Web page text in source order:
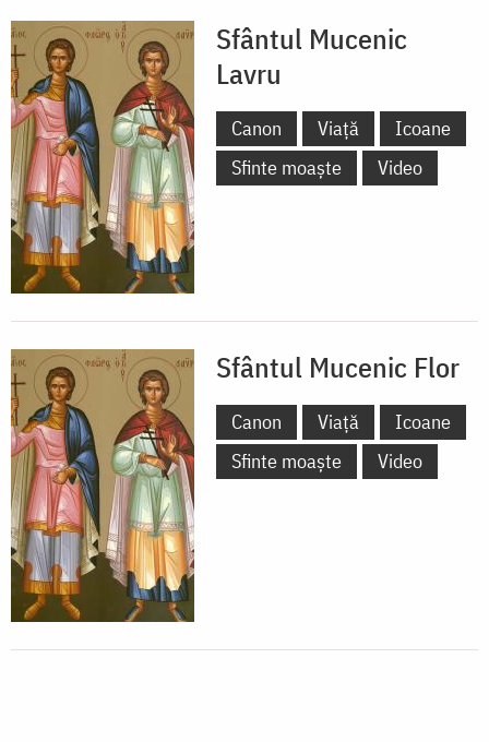
Sfântul Mucenic
Lavru
Canon Viață
Icoane
Sfinte moaște
Video
Sfântul Mucenic Flor
Canon Viață
Icoane
Sfinte moaște
Video